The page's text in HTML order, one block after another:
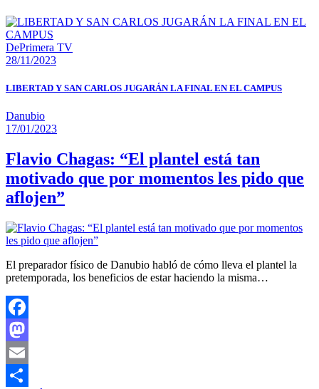
DePrimera TV
28/11/2023
LIBERTAD Y SAN CARLOS JUGARÁN LA FINAL EN EL CAMPUS
Danubio
17/01/2023
Flavio Chagas: “El plantel está tan
motivado que por momentos les pido que
aflojen”
El preparador físico de Danubio habló de cómo lleva el plantel la
pretemporada, los beneficios de estar haciendo la misma…
Facebook
Mastodon
Email